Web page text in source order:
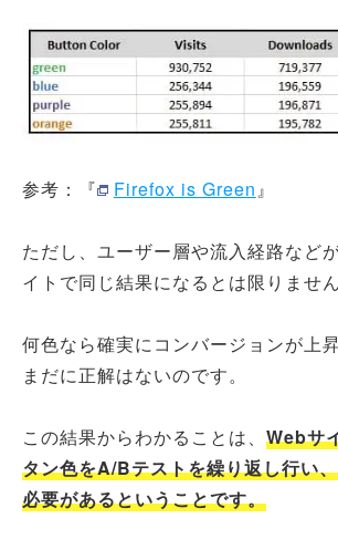
参考：『 Firefox is Green』
ただし、ユーザー層や流入経路など
イトで同じ結果になるとは限りません
何色なら確実にコンバージョンが上
まだに正解はないのです。
この結果からわかることは、 Webサ
タン色をA/Bテストを繰り返し行い
必要があるということです。